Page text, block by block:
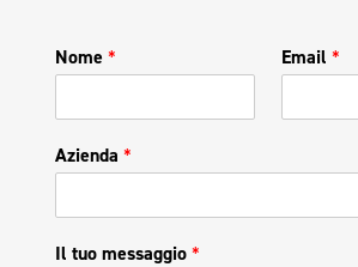
Nome * Email *
Azienda *
Il tuo messaggio*